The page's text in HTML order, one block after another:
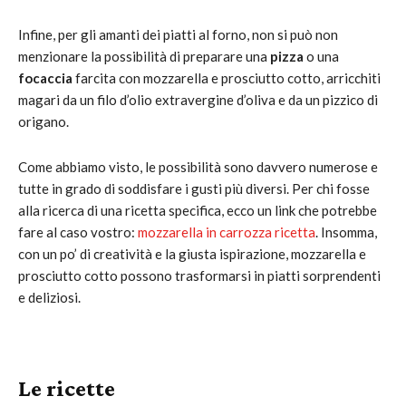
Infine, per gli amanti dei piatti al forno, non si può non
menzionare la possibilità di preparare una pizza o una
focaccia farcita con mozzarella e prosciutto cotto, arricchiti
magari da un filo d’olio extravergine d’oliva e da un pizzico di
origano.
Come abbiamo visto, le possibilità sono davvero numerose e
tutte in grado di soddisfare i gusti più diversi. Per chi fosse
alla ricerca di una ricetta specifica, ecco un link che potrebbe
fare al caso vostro: mozzarella in carrozza ricetta. Insomma,
con un po’ di creatività e la giusta ispirazione, mozzarella e
prosciutto cotto possono trasformarsi in piatti sorprendenti
e deliziosi.
Le ricette